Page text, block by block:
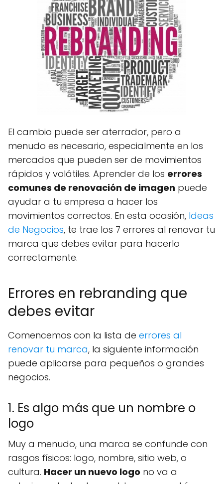
El cambio puede ser aterrador, pero a
menudo es necesario, especialmente en los
mercados que pueden ser de movimientos
rápidos y volátiles. Aprender de los errores
comunes de renovación de imagen puede
ayudar a tu empresa a hacer los
movimientos correctos. En esta ocasión, Ideas
de Negocios, te trae los 7 errores al renovar tu
marca que debes evitar para hacerlo
correctamente.
Errores en rebranding que
debes evitar
Comencemos con la lista de errores al
renovar tu marca, la siguiente información
puede aplicarse para pequeños o grandes
negocios.
1. Es algo más que un nombre o
logo
Muy a menudo, una marca se confunde con
rasgos físicos: logo, nombre, sitio web, o
cultura. Hacer un nuevo logo no va a